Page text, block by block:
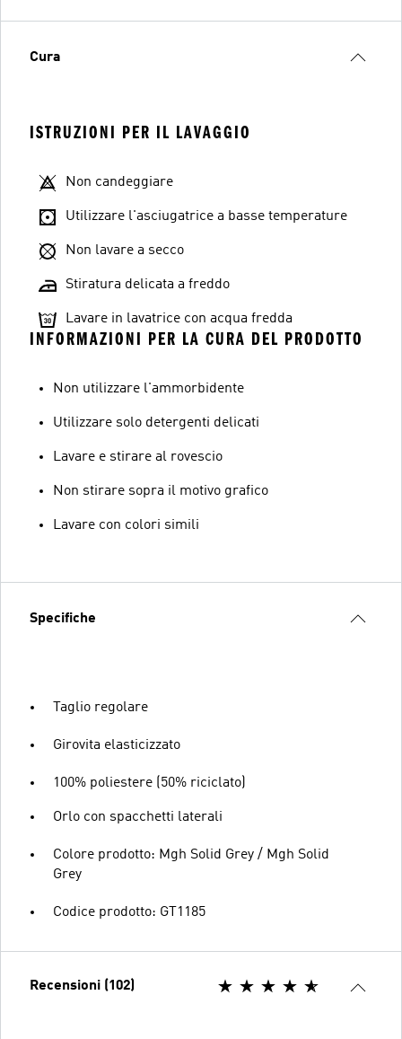
Cura
ISTRUZIONI PER IL LAVAGGIO
Non candeggiare
Utilizzare l'asciugatrice a basse temperature
Non lavare a secco
Stiratura delicata a freddo
Lavare in lavatrice con acqua fredda
INFORMAZIONI PER LA CURA DEL PRODOTTO
Non utilizzare l'ammorbidente
Utilizzare solo detergenti delicati
Lavare e stirare al rovescio
Non stirare sopra il motivo grafico
Lavare con colori simili
Specifiche
Taglio regolare
Girovita elasticizzato
100% poliestere (50% riciclato)
Orlo con spacchetti laterali
Colore prodotto: Mgh Solid Grey / Mgh Solid
Grey
Codice prodotto: GT1185
Recensioni (102)